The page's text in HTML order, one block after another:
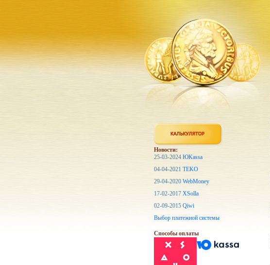
Новости:
25-03-2024 ЮKassa
04-04-2021 TEKO
29-04-2020 WebMoney
17-02-2017 XSolla
02-09-2015 Qiwi
Выбор платежной системы
Способы оплаты